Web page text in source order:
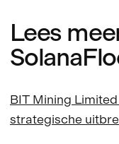
Lees
BIT Mining
strategische